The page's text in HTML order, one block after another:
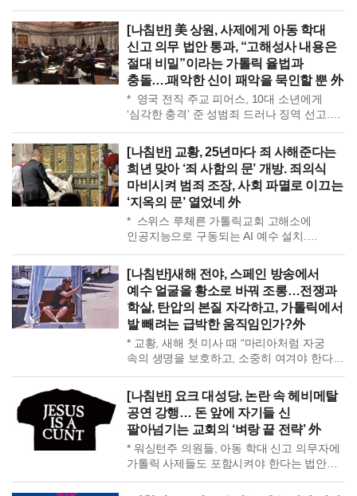
공개 반대. 학생들에게 성경을 의무적으로 읽히면 “분노를
조장한다”고 주장. 유타주 일부 학교에서는 성경의 폭력적·성적인
내용 등을 이유로 퇴출 되기도. 수 세기 동안 성경의 중요성을 강조해
온 교회가 이제는 성경 교육을 공개 반대. 성경이 공개적 검증 대상이
되는 것을 경계하는 것은 아닐까? *미국 언론, 교회를 떠난 사제와
수녀들이 폭로한 ‘순종을 강요하는 세뇌’ 실태 공개. 문제를 제기하면
신앙 부족, 불행은 결국 자신의 탓으로 몰아가는 분위기였다는 폭로.
교회가 돈과 모금에 집착해 ‘예수 주식회사(Jesus Inc)’라고 불렸고,
신부들의 고뇌…가장 건강한 사람들은 교회 밖에 있었다고 증언.
수십 년 몸담았던 사람들이 내린 결론이라면, 그 어떤 변명보다
무거운 증언이네. *美 로드아일랜드 성학대 피해자, 성학대에 대한
소송이 “악마를 잠재울 것”이라고 밝혀. 교구가 운영한 소년 보호
시설 세인트 알로이시우스에서 수년간 성학대를 당했다고 증언.
피해자는 그곳을 ‘공포의 집’이라 부르며, 거의 매일 이어진 학대로
자신의 삶을 빼앗겼다고 호소. 어른들에게 알렸지만 “그럴 사람이
피해자들이 하나둘 입을 열기 시작하니, 이제는 악마도 숨을 곳이
없겠네. *미국 변호사 트라한트, 파산 재판에서 사제 성폭력
피해자들을 대리해 온 변호사. 재판 중 알게 된 학교 사제의 성범죄를
교장에게 알렸다가 비밀유지 위반으로 벌금형. “아이들을 보호하기
위한 행동이었다”며 “내 벌금은 피해 생존자들에게 지급해 달라”고
요청. 또 다른 아이들의 피해를 막으려 불이익을 감수한 도덕적 용기.
범죄 종교와 맞서 정의를 포기하지 않는 사람들이 있기에, 세상은
평화와 자유의 가치를 강조. 미국은 이민자들에게 문을 열어줬고,
그들과 그 자녀들이 만든 나라라며, “자유에 대한 사랑이 어두운
시기의 미국을 움직이는 힘이 됐다”고 강조. 그러나 가톨릭교회는
노예제와 식민 지배를 정당화한 역사로 비판받는 중. 자유를
억압했던 기관이 자유의 메달을 받는 것은, 범죄자가 모범시민상을
게이 바 및 유흥업소 출입, 암묵적으로
성행위 용인. ‘예수의 집’ 출신 사제들, 성학대
혐의로 체포되거나 사제직 떠나 동성
결혼하기도. 30년간 운영됐으나 총장이 아동
포르노 소지로 체포되며 국제적 논란 속
폐쇄. 수년간 예수의 삶 교육받은 신학생들,
그들의 퇴폐적 행위에서 드러난 그들 […]
[나침반] 美 상원, 사제에게 아동 학대
신고 의무 법안 통과, “고해성사 내용은
절대 비밀”이라는 가톨릭 율법과
충돌….패악한 신이 패악을 묵인할 뿐 外
* 영국 전직 주교 피어스, 10대 소년에게
‘심각한 충격’ 준 성범죄 드러나 징역 선고.
소년이 되자 성기 만지며 음란 접촉 지속.
피해자, “압도적 수치심으로 자살 충동, 술에
의존… 그가 내 인생 망친 큰 책임이 있다”
영국 왕실 변호사 맥케빗, “사제가
기회주의적으로 어린 소년을 희생양 삼은
것”이라며 비난. 예수와 […]
[나침반] 교황, 25년마다 죄 사해준다는
희년 맞아 ‘죄 사함의 문’ 개방. 죄의식
마비시켜 범죄 조장, 사회 파멸로 이끄는
‘지옥의 문’ 열었네 外
* 스위스 루체른 가톨릭교회 고해소에
인공지능으로 구동되는 AI 예수 설치.
달간 1천 명 이상 소통. 기독교인, 무슬림,
불교도, 도교도, 불가지론자 방문, 종교와
삶에 대해 질문. 설치자 슈미드, 사람들이
성경, 성례전을 넘어선 무언가를 찾고 있다는
사실 깨달아. 참 신의 부재 속, 진리에 대한
응답 갈망하며 기계에 의존하는 비극적 단면.
* 성폭행 혐의로 […]
[나침반]새해 전야, 스페인 방송에서
예수 얼굴을 황소로 바꿔 조롱…전쟁과
학살, 탄압의 본질 자각하고, 가톨릭에서
발 빼려는 급박한 움직임인가?外
* 교황, 새해 첫 미사 때 “마리아처럼 자궁
속의 생명을 보호하고, 소중히 여겨야 한다”
두개골 6000개 발견. 2014년 아일랜드
가톨릭 미혼모 시설, 집단 암매장 영유아
796구 발견. 2021년 캐나다 가톨릭
기숙학교, 집단 암매장 어린이 유해 1200구
이상 발견… 마리아 자궁에서 나왔다는
생명은 소중하고, 산 채로 처참하게 죽어간
이 아이들은 […]
[나침반] 요크 대성당, 논란 속 헤비메탈
공연 강행… 돈 앞에 자기들 신
팔아넘기는 교회의 ‘벼랑 끝 전략’ 外
* 워싱턴주 의원들, 아동 학대 신고 의무자에
가톨릭 사제들도 포함시켜야 한다는 법안